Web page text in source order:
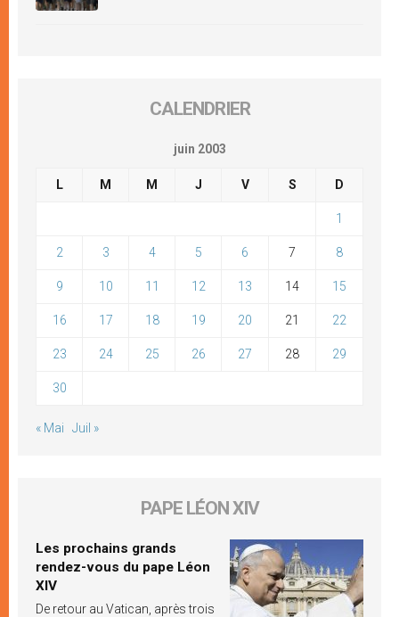
CALENDRIER
juin 2003
L M M J V S D
1
2 3 4 5 6 7 8
9 10 11 12 13 14 15
16 17 18 19 20 21 22
23 24 25 26 27 28 29
30
« Mai Juil »
PAPE LÉON XIV
Les prochains grands
rendez-vous du pape Léon
XIV
De retour au Vatican, après trois